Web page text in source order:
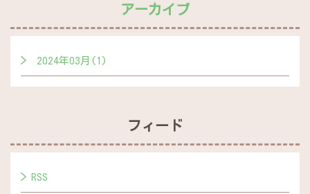
アーカイブ
2024年03月(1)
フィード
RSS